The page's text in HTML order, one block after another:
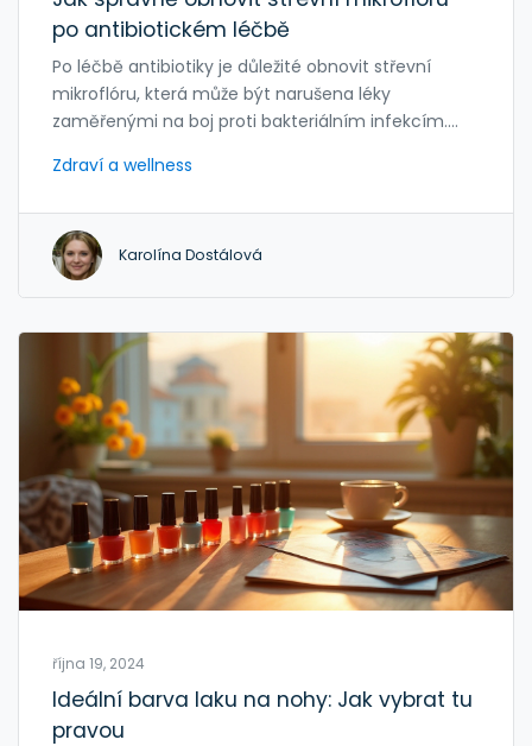
po antibiotickém léčbě
Po léčbě antibiotiky je důležité obnovit střevní
mikroflóru, která může být narušena léky
zaměřenými na boj proti bakteriálním infekcím.
doplňků bohatých na laktobacily, které mohou
bakterií. Správná výživa je klíčová pro udržení zdraví
střev. Rovněž je důležité vědět, které potraviny a
praktiky mohou podpořit tento proces. Článek
mikroflóru.
Zdraví a wellness
Karolína Dostálová
října 19, 2024
Ideální barva laku na nohy: Jak vybrat tu
pravou